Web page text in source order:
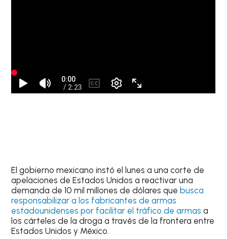
El gobierno mexicano instó el lunes a una corte de
apelaciones de Estados Unidos a reactivar una
demanda de 10 mil millones de dólares quebusca
responsabilizar a los fabricantes de armas
estadounidenses por facilitar el tráfico de armas a
los cárteles de la droga a través de la frontera entre
Estados Unidos y México.